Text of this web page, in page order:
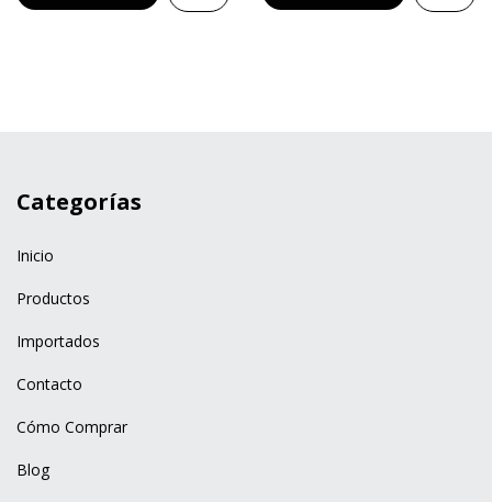
Categorías
Inicio
Productos
Importados
Contacto
Cómo Comprar
Blog